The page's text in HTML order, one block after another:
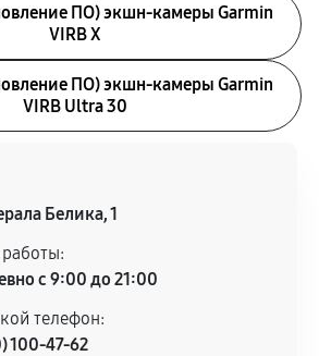
ПО) экшн-камеры Garmin
VIRB X
ПО) экшн-камеры Garmin
VIRB Ultra 30
Белика, 1
с 9:00 до 21:00
телефон:
100-47-62